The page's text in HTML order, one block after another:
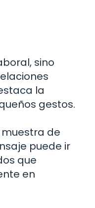
sino
la
gestos.
de
puede ir
que
en